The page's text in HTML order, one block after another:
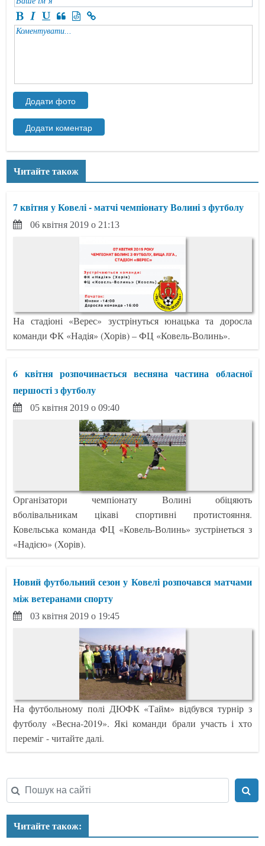
Читайте також
7 квітня у Ковелі - матчі чемпіонату Волині з футболу
06 квітня 2019 о 21:13
На стадіоні «Верес» зустрінуться юнацька та доросла
команди ФК «Надія» (Хорів) – ФЦ «Ковель-Волинь».
6 квітня розпочинається весняна частина обласної
першості з футболу
05 квітня 2019 о 09:40
Організатори чемпіонату Волині обіцяють
вболівальникам цікаві спортивні протистояння.
Ковельська команда ФЦ «Ковель-Волинь» зустрінеться з
«Надією» (Хорів).
Новий футбольний сезон у Ковелі розпочався матчами
між ветеранами спорту
03 квітня 2019 о 19:45
На футбольному полі ДЮФК «Тайм» відбувся турнір з
футболу «Весна-2019». Які команди брали участь і хто
переміг - читайте далі.
Читайте також: